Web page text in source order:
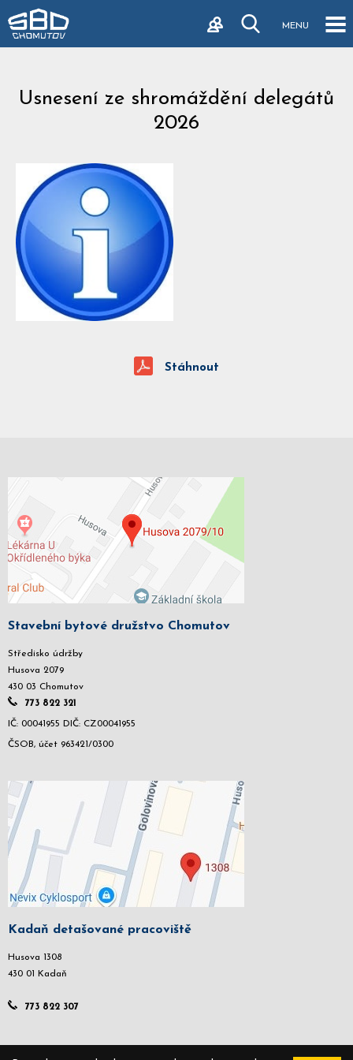
MENU
Usnesení ze shromáždění delegátů
2026
Stáhnout
Stavební bytové družstvo Chomutov
Středisko údržby
Husova 2079
430 03 Chomutov
773 822 321
IČ: 00041955 DIČ: CZ00041955
ČSOB, účet 963421/0300
Kadaň detašované pracoviště
Husova 1308
430 01 Kadaň
773 822 307